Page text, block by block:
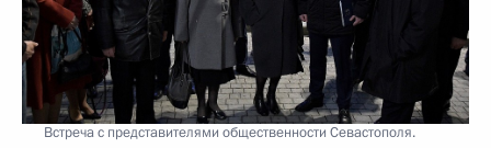
Встреча с представителями общественности Севастополя.